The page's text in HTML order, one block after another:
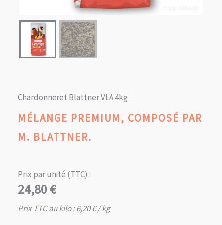
Chardonneret Blattner VLA 4kg
MÉLANGE PREMIUM, COMPOSÉ PAR
M. BLATTNER.
Prix par unité (TTC) :
24,80€
Prix TTC au kilo :6,20€/ kg